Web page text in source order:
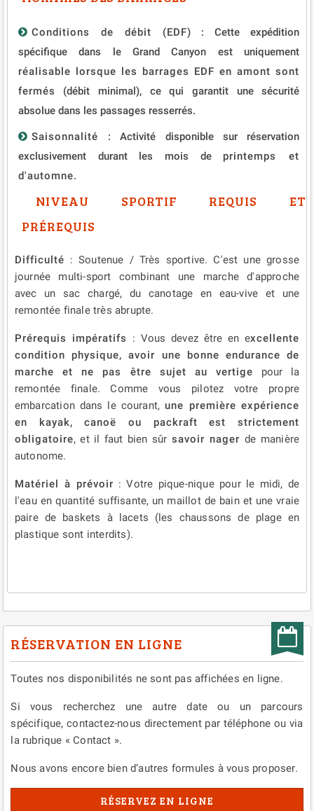
Conditions de débit (EDF) : Cette expédition
spécifique dans le Grand Canyon est uniquement
réalisable lorsque les barrages EDF en amont sont
fermés
(débit minimal), ce qui garantit une sécurité
absolue dans les passages resserrés.
Saisonnalité : Activité disponible sur réservation
exclusivement durant les mois de printemps et
d'automne.
NIVEAU SPORTIF REQUIS ET
PRÉREQUIS
Difficulté : Soutenue / Très sportive. C'est une grosse
journée multi-sport combinant une marche d'approche
avec un sac chargé, du canotage en eau-vive et une
remontée finale très abrupte.
Prérequis impératifs : Vous devez être en excellente
condition physique, avoir une bonne endurance de
marche et ne pas être sujet au vertige pour la
remontée finale. Comme vous pilotez votre propre
embarcation dans le courant, une première expérience
en kayak, canoë ou packraft est strictement
obligatoire, et il faut bien sûr savoir nagerde manière
autonome.
Matériel à prévoir : Votre pique-nique pour le midi, de
l'eau en quantité suffisante, un maillot de bain et une vraie
paire de baskets à lacets (les chaussons de plage en
plastique sont interdits).
RÉSERVATION EN LIGNE
Toutes nos disponibilités ne sont pas affichées en ligne.
Si vous recherchez une autre date ou un parcours
spécifique, contactez-nous directement par téléphone ou via
la rubrique « Contact ».
Nous avons encore bien d’autres formules à vous proposer.
RÉSERVEZ EN LIGNE